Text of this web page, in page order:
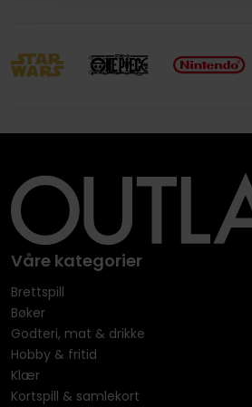
Våre kategorier
Brettspill
Bøker
Godteri, mat & drikke
Hobby & fritid
Klær
Kortspill & samlekort